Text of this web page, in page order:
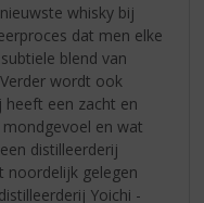
whisky bij
dat men elke
blend van
wordt ook
heeft een zacht en
en wat
distilleerderij
noordelijk gelegen
Yoichi -